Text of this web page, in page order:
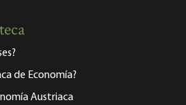
de Economía?
Austriaca